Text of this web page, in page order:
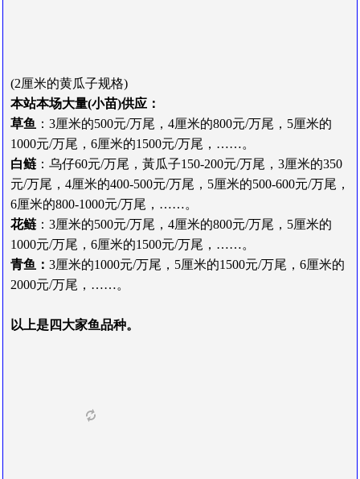
(2厘米的黄瓜子规格)
本站本场大量(小苗)供应：
草鱼 ：3厘米的500元/万尾， 4厘米的800元/万尾 ， 5厘米的
1000元/万尾 ，6厘米的1500元/万尾 ， ……。
白鲢 ：乌仔60元/万尾，黃瓜子150-200元/万尾， 3厘米的350
元/万尾 ， 4厘米的400-500元/万尾 ， 5厘米的500-600元/万尾 ，
6厘米的800-1000元/万尾 ， ……。
花鲢 ： 3厘米的500元/万尾 ， 4厘米的800元/万尾 ， 5厘米的
1000元/万尾 ，6厘米的1500元/万尾 ， ……。
青鱼 ： 3厘米的1000元/万尾 ， 5厘米的1500元/万尾 ，6厘米的
2000元/万尾 ， ……。
以 上是四大家鱼品种。